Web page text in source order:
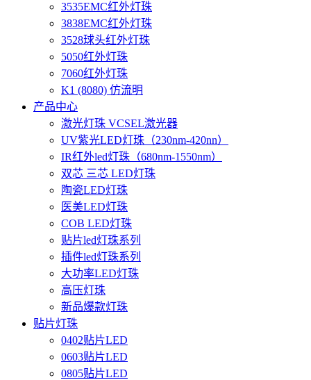
3535EMC红外灯珠
3838EMC红外灯珠
3528球头红外灯珠
5050红外灯珠
7060红外灯珠
K1 (8080) 仿流明
产品中心
激光灯珠 VCSEL激光器
UV紫光LED灯珠（230nm-420nn）
IR红外led灯珠（680nm-1550nm）
双芯 三芯 LED灯珠
陶瓷LED灯珠
医美LED灯珠
COB LED灯珠
贴片led灯珠系列
插件led灯珠系列
大功率LED灯珠
高压灯珠
新品爆款灯珠
贴片灯珠
0402贴片LED
0603贴片LED
0805贴片LED